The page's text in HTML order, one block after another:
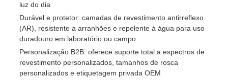
luz do dia
Durável e protetor: camadas de revestimento antirreflexo
(AR), resistente a arranhões e repelente à água para uso
duradouro em laboratório ou campo
Personalização B2B: oferece suporte total a espectros de
revestimento personalizados, tamanhos de rosca
personalizados e etiquetagem privada OEM